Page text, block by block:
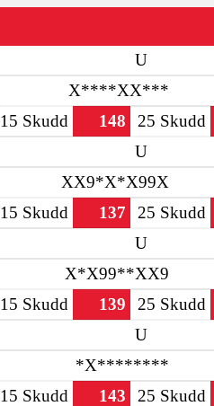
U
X****XX***
15 Skudd
148 25 Skudd
U
XX9*X*X99X
15 Skudd
137 25 Skudd
U
X*X99**XX9
15 Skudd
139 25 Skudd
U
*X********
15 Skudd
143 25 Skudd